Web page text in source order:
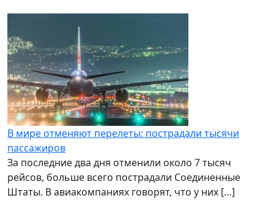
В мире отменяют перелеты: пострадали тысячи
пассажиров
За последние два дня отменили около 7 тысяч
рейсов, больше всего пострадали Соединенные
Штаты. В авиакомпаниях говорят, что у них […]